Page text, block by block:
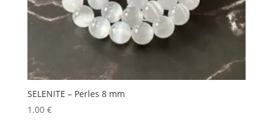
SELENITE – Perles 8 mm
1.00 €